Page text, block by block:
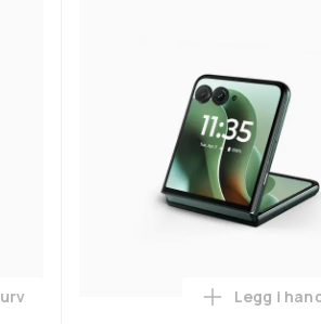
Edge 70 - 5G smarttelefon -Legg i